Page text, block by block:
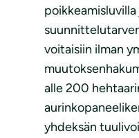
poikkeamisluvilla
voitaisiin ilman
alle 200
yhdeksän